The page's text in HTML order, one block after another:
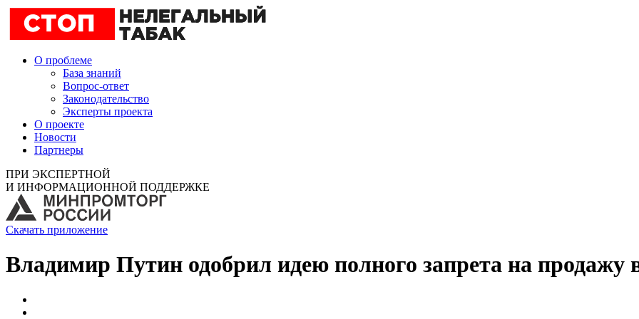
О проблеме
База знаний
Вопрос-ответ
Законодательство
Эксперты проекта
О проекте
Новости
Партнеры
ПРИ ЭКСПЕРТНОЙ
И ИНФОРМАЦИОННОЙ ПОДДЕРЖКЕ
Скачать приложение
Владимир Путин одобрил идею полного запрета на продажу